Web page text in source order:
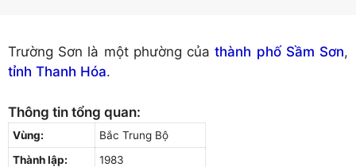
Trường Sơn là một phường củathành phố Sầm Sơn,
tỉnh Thanh Hóa.
Thông tin tổng quan:
Vùng:
Bắc Trung Bộ
Thành lập:
1983